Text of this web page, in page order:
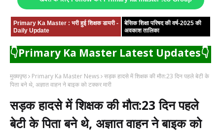
Primary Ka Master : भरी हुई शिक्षक डायरी -
Daily Update
बेसिक शिक्षा परिषद की वर्ष-2025 की
अवकाश तालिका
👇Primary Ka Master Latest Updates👇
मुख्यपृष्ठ Primary Ka Master News सड़क हादसे में शिक्षक की मौत:23 दिन पहले बेटी के
पिता बने थे, अज्ञात वाहन ने बाइक को टक्कर मारी
सड़क हादसे में शिक्षक की मौत:23 दिन पहले
बेटी के पिता बने थे, अज्ञात वाहन ने बाइक को